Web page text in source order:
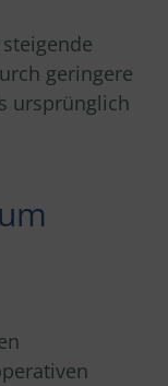
geringere
ursprünglich